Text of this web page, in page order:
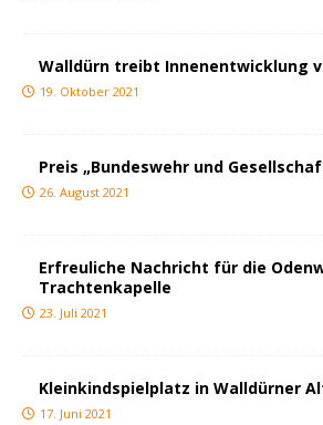
Walldürn treibt Innenentwicklung
19. Oktober 2021
Preis „Bundeswehr und
26. August 2021
Erfreuliche Nachricht für die
Trachtenkapelle
23. Juli 2021
Kleinkindspielplatz in Walldürner
17. Juni 2021